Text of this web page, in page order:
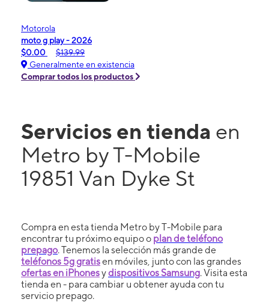
Motorola
moto g play - 2026
$0.00
$139.99
Generalmente en existencia
Comprar todos los productos
Servicios en tienda en
Metro by T-Mobile
19851 Van Dyke St
Compra en esta tienda Metro by T-Mobile para
encontrar tu próximo equipo o plan de teléfono
prepago. Tenemos la selección más grande de
teléfonos 5g gratisen móviles, junto con las grandes
ofertas en iPhonesydispositivos Samsung. Visita esta
tienda en - para cambiar u obtener ayuda con tu
servicio prepago.